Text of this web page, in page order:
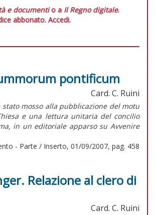
e documentio a Il Regno digitale.
abbonato. Accedi.
pontificum
Card. C. Ruini
mosso alla pubblicazione del motu
e una lettura unitaria del concilio
in un editoriale apparso su Avvenire
- Parte / Inserto, 01/09/2007, pag. 458
Relazione al clero di
Card. C. Ruini